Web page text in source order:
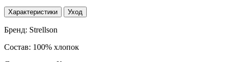
Характеристики Уход
Бренд: Strellson
Состав: 100% хлопок